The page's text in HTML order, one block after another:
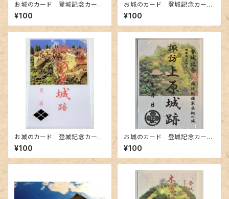
お城のカード 登城記念カー
ド 松尾小笠原氏 松尾城跡A
¥100
お城のカード 登城記念カー
ド 武田信玄初陣の城 海ノ口
城跡A
¥100
お城のカード 登城記念カー
ド 諏訪原城跡A
¥100
お城のカード 登城記念カー
ド 諏訪氏総領の城 諏訪上原
城跡A
¥100